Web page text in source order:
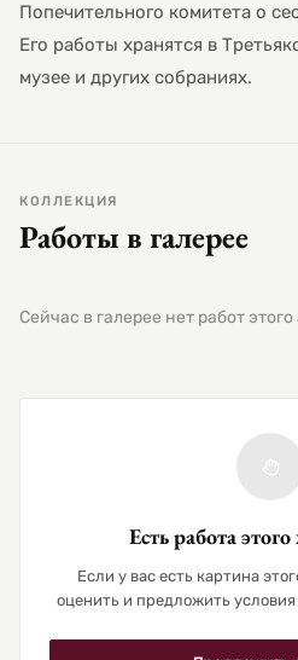
Попечительного комитета о
Его работы хранятся в
музее и других собраниях.
КОЛЛЕКЦИЯ
Работы в галерее
Сейчас в галерее нет работ этого
Есть работа
Если у вас есть картина
оценить и предложить